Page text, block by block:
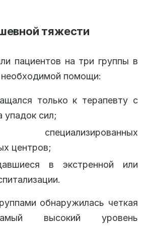
тяжести
пациентов на три группы в
необходимой помощи:
только к терапевту с
упадок сил;
специализированных
центров;
в экстренной или
обнаружилась четкая
высокий уровень